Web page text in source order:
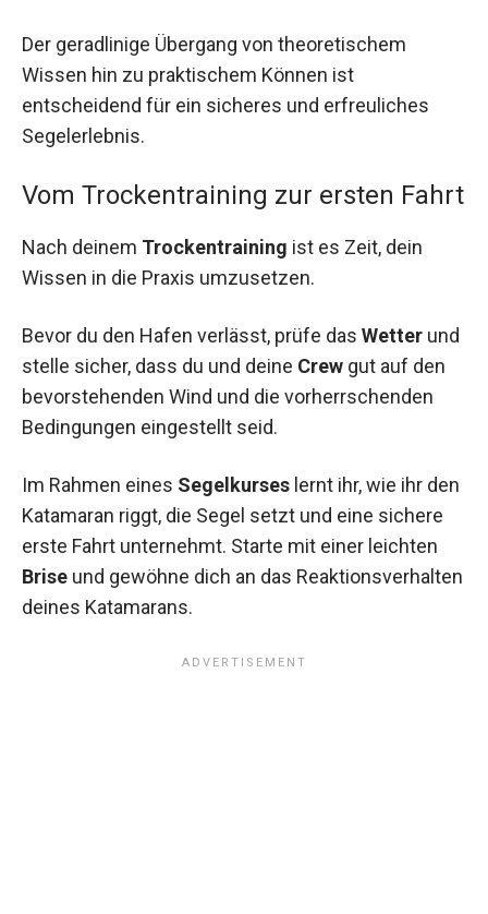
Der geradlinige Übergang von theoretischem
Wissen hin zu praktischem Können ist
entscheidend für ein sicheres und erfreuliches
Segelerlebnis.
Vom Trockentraining zur ersten Fahrt
Nach deinem Trockentraining ist es Zeit, dein
Wissen in die Praxis umzusetzen.
Bevor du den Hafen verlässt, prüfe das Wetter und
stelle sicher, dass du und deine Crew gut auf den
bevorstehenden Wind und die vorherrschenden
Bedingungen eingestellt seid.
Im Rahmen eines Segelkurses lernt ihr, wie ihr den
Katamaran riggt, die Segel setzt und eine sichere
erste Fahrt unternehmt. Starte mit einer leichten
Brise und gewöhne dich an das Reaktionsverhalten
deines Katamarans.